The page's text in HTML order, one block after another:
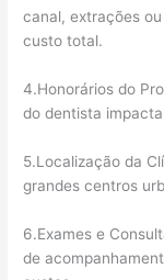
canal, extrações
custo total.
4.Honorários do
do dentista
5.Localização da
grandes centros
6.Exames e
de